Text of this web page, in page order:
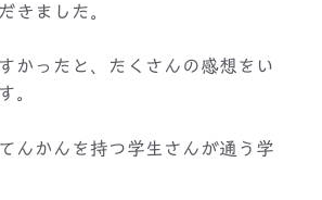
きました。
かったと、たくさんの感想をい
。
んかんを持つ学生さんが通う学